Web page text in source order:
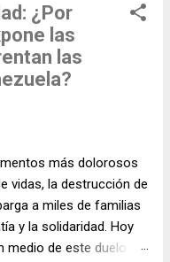
¿Por
las
las
más dolorosos
vidas, la destrucción de
a miles de familias
y la solidaridad. Hoy
medio de este duelo